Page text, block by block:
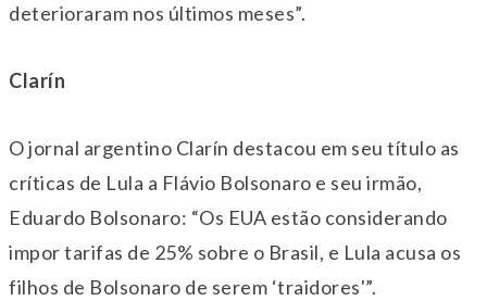
deterioraram nos últimos meses”.
Clarín
O jornal argentino Clarín destacou em seu título as
críticas de Lula a Flávio Bolsonaro e seu irmão,
Eduardo Bolsonaro: “Os EUA estão considerando
impor tarifas de 25% sobre o Brasil, e Lula acusa os
filhos de Bolsonaro de serem ‘traidores'”.